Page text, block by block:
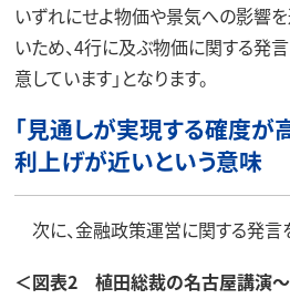
いずれにせよ物価や景気への影響
いため、4行に及ぶ物価に関する発
意しています」となります。
「見通しが実現する確度が
利上げが近いという意味
次に、金融政策運営に関する発言を
＜図表2 植田総裁の名古屋講演～